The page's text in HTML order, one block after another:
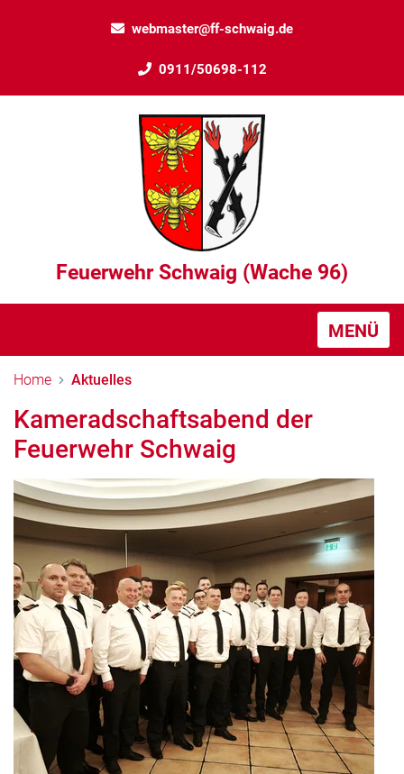
webmaster@ff-schwaig.de
0911/50698-112
Feuerwehr Schwaig (Wache 96)
MENÜ
Home Aktuelles
Kameradschaftsabend der
Feuerwehr Schwaig